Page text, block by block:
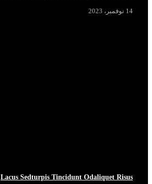
14 نوفمبر، 2023
Lacus Sedturpis Tincidunt Odaliquet Risus